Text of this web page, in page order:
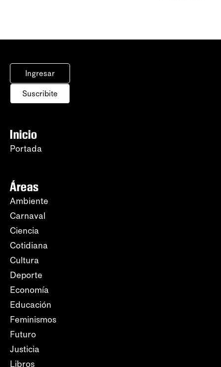
Ingresar
Suscribite
Inicio
Portada
Áreas
Ambiente
Carnaval
Ciencia
Cotidiana
Cultura
Deporte
Economía
Educación
Feminismos
Futuro
Justicia
Libros